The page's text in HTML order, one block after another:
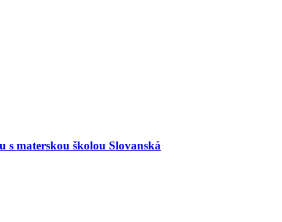
materskou školou Slovanská